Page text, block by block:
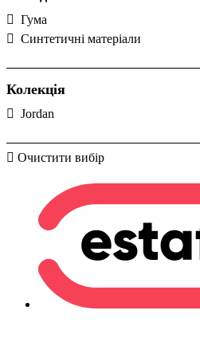
Гума
Синтетичні матеріали
Колекція
Jordan
Очистити вибір